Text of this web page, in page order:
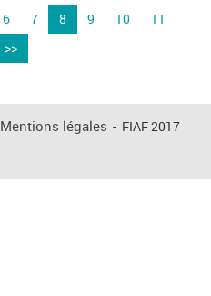
6 7 8 9 10
11
>>
Mentions légales - FIAF 2017